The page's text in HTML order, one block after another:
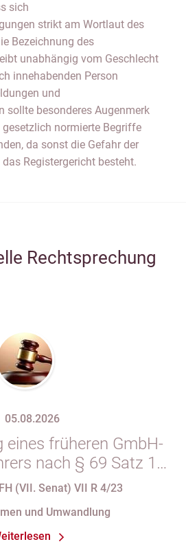
sich
strikt am Wortlaut des
Bezeichnung des
unabhängig vom Geschlecht
innehabenden Person
und
sollte besonderes Augenmerk
normierte Begriffe
da sonst die Gefahr der
Registergericht besteht.
Rechtsprechung
05.08.2026
eines früheren GmbH-
nach § 69 Satz 1
1 AO nach Verlust
im Handelsregister
(VII. Senat) VII R 4/23
und Umwandlung